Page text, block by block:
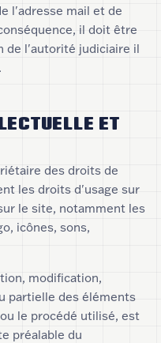
l'adresse mail et de
il doit être
de l'autorité judiciaire il
ET
des droits de
les droits d'usage sur
le site, notamment les
icônes, sons,
modification,
partielle des éléments
le procédé utilisé, est
préalable du